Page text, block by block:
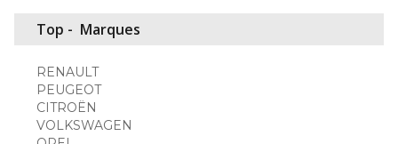
Top - Marques
RENAULT
PEUGEOT
CITROËN
VOLKSWAGEN